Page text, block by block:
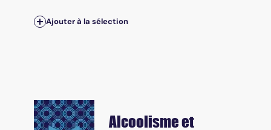
Ajouter à la sélection
Alcoolisme et